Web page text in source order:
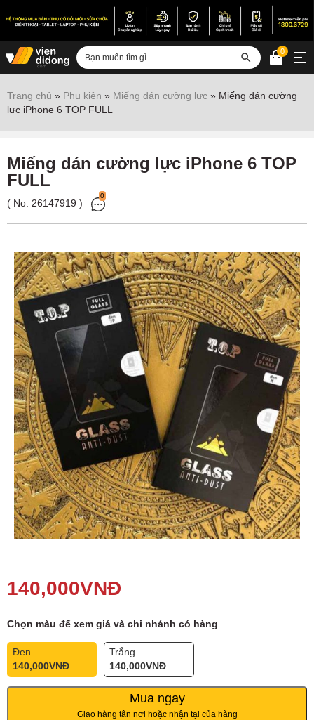
Sửa iPhone
Sửa Vertu
Sửa Macbook
Sửa chữa thiết bị khác
Điện thoại
Phụ kiện
Hệ thống:
17 cửa hàng
Tổng đài:
1800.6729(miễn phí)
(Giờ làm việc: 08h00 - 21h00)
Giới thiệu
Viện Di Động
Tin công nghệ
Đặt lịch ngay
0
Trang chủ » Phụ kiện » Miếng dán cường lực » Miếng dán cường
lực iPhone 6 TOP FULL
Miếng dán cường lực iPhone 6 TOP
FULL
( No: 26147919 )
0
140,000VNĐ
Chọn màu để xem giá và chi nhánh có hàng
Đen
140,000VNĐ
Trắng
140,000VNĐ
Mua ngay
Giao hàng tân nơi hoặc nhận tại của hàng